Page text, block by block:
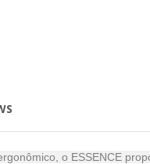
o ESSENCE